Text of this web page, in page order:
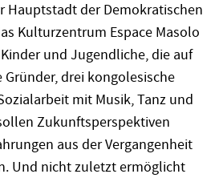
Hauptstadt der Demokratischen
Kulturzentrum Espace Masolo
und Jugendliche, die auf
Gründer, drei kongolesische
mit Musik, Tanz und
Zukunftsperspektiven
aus der Vergangenheit
Und nicht zuletzt ermöglicht